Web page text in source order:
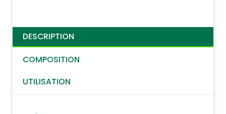
DESCRIPTION
COMPOSITION
UTILISATION